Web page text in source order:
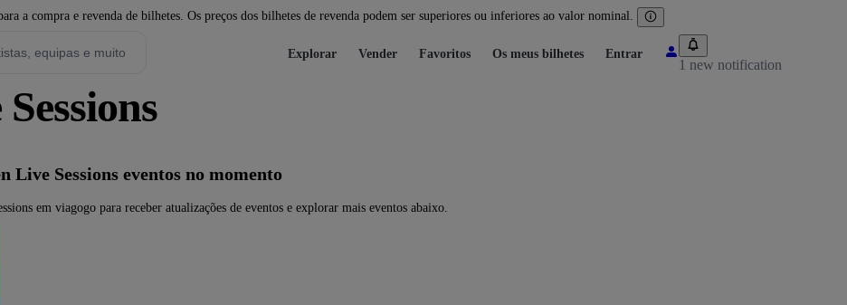
a compra e revenda de bilhetes. Os preços dos bilhetes de revenda podem ser superiores ou inferiores ao valor nominal.
Explorar Vender Favoritos Os meus bilhetes Entrar
1 new notification
Live Sessions eventos no momento
em viagogo para receber atualizações de eventos e explorar mais eventos abaixo.